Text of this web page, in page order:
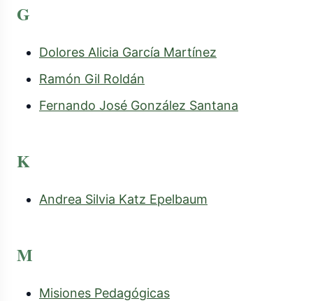
G
Dolores Alicia García Martínez
Ramón Gil Roldán
Fernando José González Santana
K
Andrea Silvia Katz Epelbaum
M
Misiones Pedagógicas